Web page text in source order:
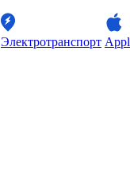
Электротранспорт